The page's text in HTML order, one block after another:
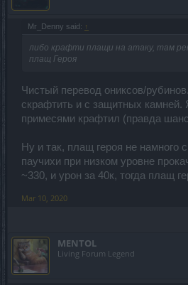
Mr_Denny said: ↑
либо крафти плащи на атаку, там
плащ Героя
Чистый перевод ониксов/
скрафтить и с защитных камней.
примесями крафтил (правда
Ну и так, плащ героя не намного
паучихи при низком уровне
~330, и урон за 40к, тогда плащ
Mar 10, 2020
MENTOL
Living Forum Legend